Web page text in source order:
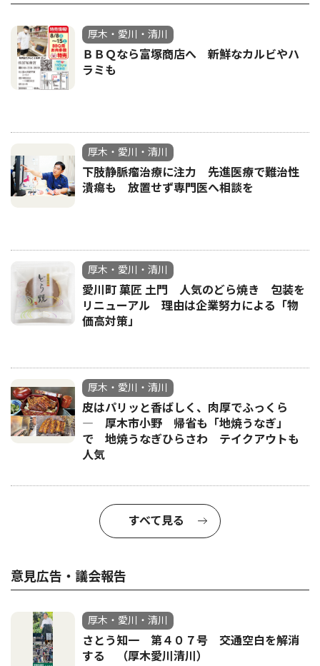
厚木・愛川・清川
ＢＢＱなら富塚商店へ 新鮮なカルビやハ
ラミも
厚木・愛川・清川
下肢静脈瘤治療に注力 先進医療で難治性
潰瘍も 放置せず専門医へ相談を
厚木・愛川・清川
愛川町 菓匠 土門 人気のどら焼き 包装を
リニューアル 理由は企業努力による「物
価高対策」
厚木・愛川・清川
皮はパリッと香ばしく、肉厚でふっくら
― 厚木市小野 帰省も「地焼うなぎ」
で 地焼うなぎひらさわ テイクアウトも
人気
すべて見る
意見広告・議会報告
厚木・愛川・清川
さとう知一 第４０７号 交通空白を解消
する （厚木愛川清川）